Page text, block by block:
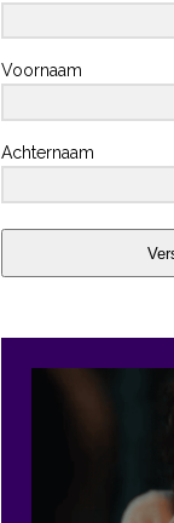
Voornaam
Achternaam